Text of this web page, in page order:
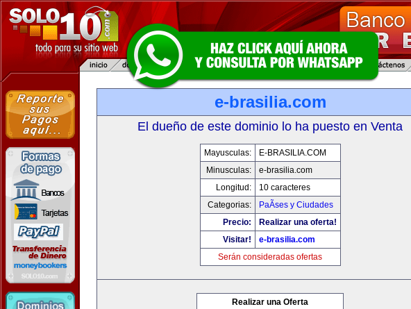
e-brasilia.com
El dueño de este dominio lo ha puesto en Venta
Mayusculas:
E-BRASILIA.COM
Minusculas:
e-brasilia.com
Longitud:
10 caracteres
Categorias:
PaÃ­ses y Ciudades
Precio:
Realizar una oferta!
Visitar!
e-brasilia.com
Serán consideradas ofertas
Realizar una Oferta